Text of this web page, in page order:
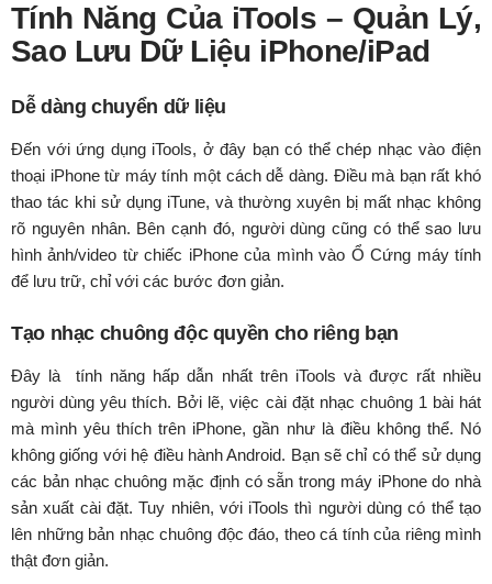
Tính Năng Của iTools – Quản Lý,
Sao Lưu Dữ Liệu iPhone/iPad
Dễ dàng chuyển dữ liệu
Đến với ứng dụng iTools, ở đây bạn có thể chép nhạc vào điện
thoại iPhone từ máy tính một cách dễ dàng. Điều mà bạn rất khó
thao tác khi sử dụng iTune, và thường xuyên bị mất nhạc không
rõ nguyên nhân. Bên cạnh đó, người dùng cũng có thể sao lưu
hình ảnh/video từ chiếc iPhone của mình vào Ổ Cứng máy tính
để lưu trữ, chỉ với các bước đơn giản.
Tạo nhạc chuông độc quyền cho riêng bạn
Đây là tính năng hấp dẫn nhất trên iTools và được rất nhiều
người dùng yêu thích. Bởi lẽ, việc cài đặt nhạc chuông 1 bài hát
mà mình yêu thích trên iPhone, gần như là điều không thể. Nó
không giống với hệ điều hành Android. Bạn sẽ chỉ có thể sử dụng
các bản nhạc chuông mặc định có sẵn trong máy iPhone do nhà
sản xuất cài đặt. Tuy nhiên, với iTools thì người dùng có thể tạo
lên những bản nhạc chuông độc đáo, theo cá tính của riêng mình
thật đơn giản.